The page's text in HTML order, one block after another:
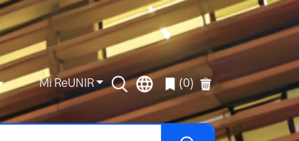
Mi ReUNIR (0)